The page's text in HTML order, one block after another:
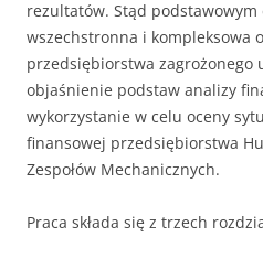
rezultatów. Stąd podstawowym
wszechstronna i kompleksowa
przedsiębiorstwa zagrożonego
objaśnienie podstaw analizy
wykorzystanie w celu oceny
finansowej przedsiębiorstwa
Zespołów Mechanicznych.
Praca składa się z trzech